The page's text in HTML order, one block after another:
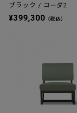
ブラック / コーダ2
¥399,300 （税込）